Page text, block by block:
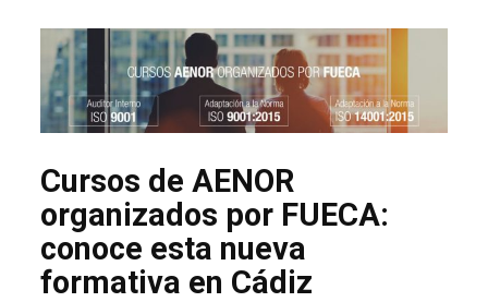
Cursos de AENOR
organizados por FUECA:
conoce esta nueva
formativa en Cádiz